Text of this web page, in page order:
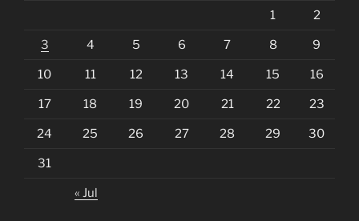
1 2
3 4 5 6 7 8 9
10 11 12 13 14 15 16
17 18 19 20 21 22 23
24 25 26 27 28 29 30
31
« Jul